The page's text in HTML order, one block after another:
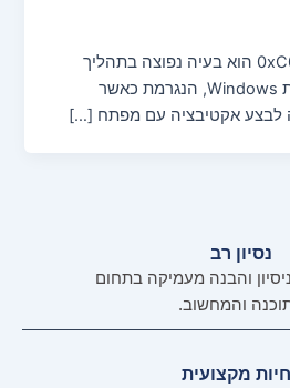
קוד השגיאה 0xC004C020 הוא בעיה נפוצה בתהליך
האקטיבציה של מערכות Windows, הנגרמת כאשר
אקטיבציה עם מפתח […]
נסיון רב
ניסיון והבנה מעמיקה בתחום
והמחשוב.
מקצועית